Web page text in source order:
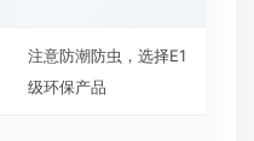
注意防潮防虫，选择E1
级环保产品